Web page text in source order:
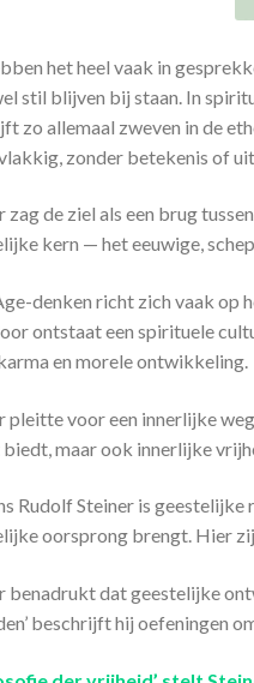
het heel vaak in
stil blijven bij staan. In
zo allemaal zweven in de
zonder betekenis of
zag de ziel als een brug
kern — het eeuwige,
denken richt zich vaak op
ontstaat een spirituele
en morele ontwikkeling.
pleitte voor een innerlijke
maar ook innerlijke
Rudolf Steiner is
oorsprong brengt. Hier
benadrukt dat geestelijke
beschrijft hij oefeningen